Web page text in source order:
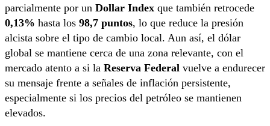
parcialmente por un Dollar Index que también retrocede
0,13% hasta los 98,7 puntos, lo que reduce la presión
alcista sobre el tipo de cambio local. Aun así, el dólar
global se mantiene cerca de una zona relevante, con el
mercado atento a si la Reserva Federal vuelve a endurecer
su mensaje frente a señales de inflación persistente,
especialmente si los precios del petróleo se mantienen
elevados.